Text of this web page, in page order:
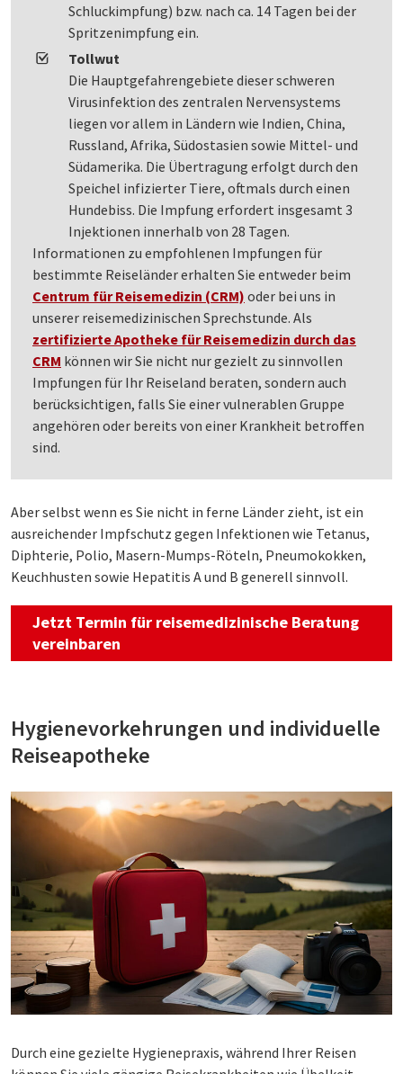
Schluckimpfung) bzw. nach ca. 14 Tagen bei der
Spritzenimpfung ein.
Tollwut
Die Hauptgefahrengebiete dieser schweren
Virusinfektion des zentralen Nervensystems
liegen vor allem in Ländern wie Indien, China,
Russland, Afrika, Südostasien sowie Mittel- und
Südamerika. Die Übertragung erfolgt durch den
Speichel infizierter Tiere, oftmals durch einen
Hundebiss. Die Impfung erfordert insgesamt 3
Injektionen innerhalb von 28 Tagen.
Informationen zu empfohlenen Impfungen für
bestimmte Reiseländer erhalten Sie entweder beim
Centrum für Reisemedizin (CRM) oder bei uns in
unserer reisemedizinischen Sprechstunde. Als
zertifizierte Apotheke für Reisemedizin durch das
CRM können wir Sie nicht nur gezielt zu sinnvollen
Impfungen für Ihr Reiseland beraten, sondern auch
berücksichtigen, falls Sie einer vulnerablen Gruppe
angehören oder bereits von einer Krankheit betroffen
sind.
Aber selbst wenn es Sie nicht in ferne Länder zieht, ist ein
ausreichender Impfschutz gegen Infektionen wie Tetanus,
Diphterie, Polio, Masern-Mumps-Röteln, Pneumokokken,
Keuchhusten sowie Hepatitis A und B generell sinnvoll.
Jetzt Termin für reisemedizinische Beratung
vereinbaren
Hygienevorkehrungen und individuelle
Reiseapotheke
Durch eine gezielte Hygienepraxis, während Ihrer Reisen